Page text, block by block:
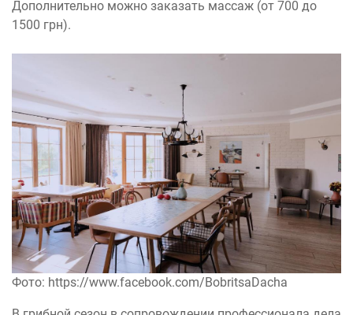
Дополнительно можно заказать массаж (от 700 до
1500 грн).
Фото: https://www.facebook.com/BobritsaDacha